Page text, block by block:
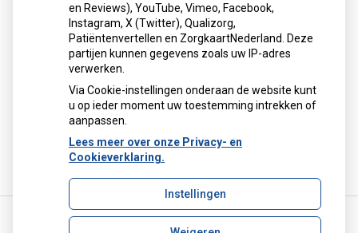
externe inhouddie nodig is om dit te
zien.
en Reviews), YouTube, Vimeo, Facebook,
Instagram, X (Twitter), Qualizorg,
Patiëntenvertellen en ZorgkaartNederland. Deze
partijen kunnen gegevens zoals uw IP-adres
verwerken.
Via Cookie-instellingen onderaan de website kunt
u op ieder moment uw toestemming intrekken of
aanpassen.
Lees meer over onze Privacy- en
Cookieverklaring.
Instellingen